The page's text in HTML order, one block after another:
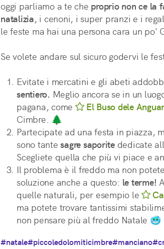
oggi parliamo a te che proprio non ce la
natalizia, i cenoni, i super pranzi e i
Se volete andare sul sicuro godervi le
Evitate i mercatini e gli abeti
sentiero. Meglio ancora se in un
pagana, come
El Buso dele
Cimbre. 🌲
Partecipate ad una festa in piazza,
sono tante sagre saporite dedicate
Scegliete quella che più vi piace e
Il problema è il freddo ma non
soluzione anche a questo: le terme!
quelle naturali, per esempio le
ma potete trovare tantissimi
non pensare più al freddo Natale 🥶
#natale#piccoledolomiticimbre#manciano